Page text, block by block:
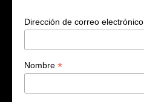
Dirección de correo electrónico
Nombre *